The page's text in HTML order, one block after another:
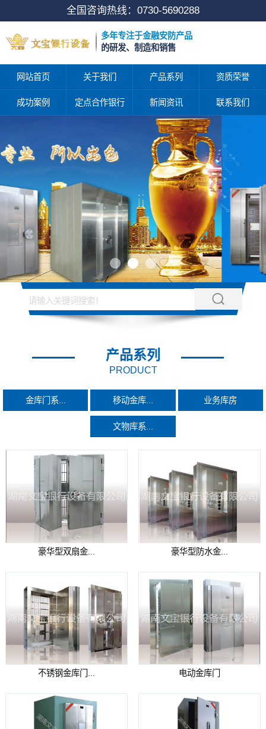
全国咨询热线： 0730-5690288
多年专注于金融安防产品
的研发、制造和销售
网站首页 关于我们 产品系列 资质荣誉
成功案例 定点合作银行 新闻资讯 联系我们
产品系列
PRODUCT
金库门系... 移动金库... 业务库房
文物库系...
豪华型双扇金... 豪华型防水金...
不锈钢金库门... 电动金库门